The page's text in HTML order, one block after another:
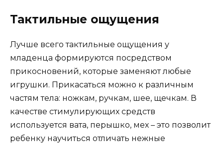
Тактильные ощущения
Лучше всего тактильные ощущения у
младенца формируются посредством
прикосновений, которые заменяют любые
игрушки. Прикасаться можно к различным
частям тела: ножкам, ручкам, шее, щечкам. В
качестве стимулирующих средств
используется вата, перышко, мех – это позволит
ребенку научиться отличать нежные